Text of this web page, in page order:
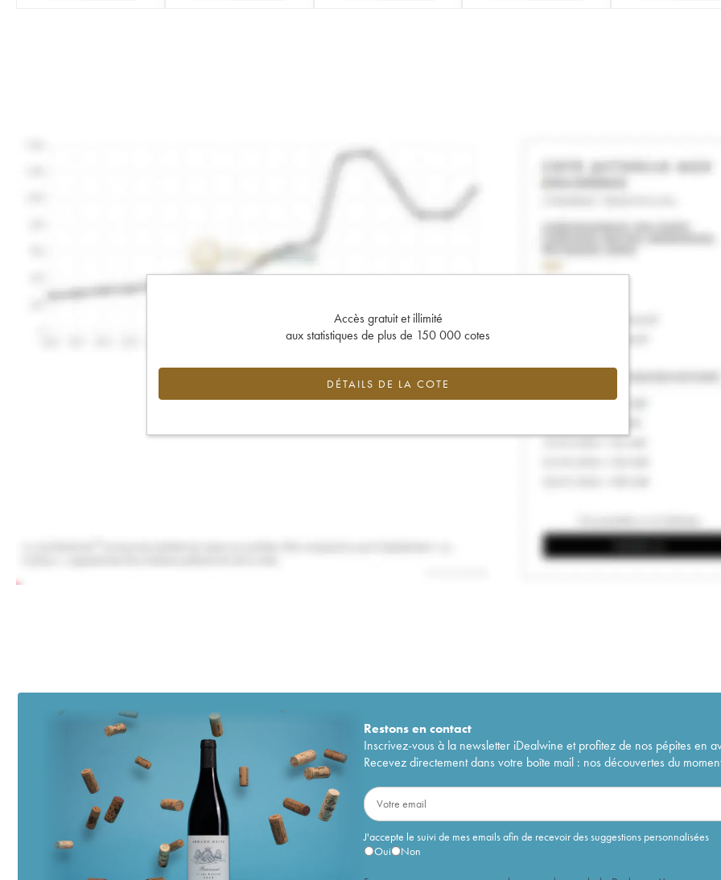
Accès gratuit et illimité
aux statistiques de plus de 150 000 cotes
DÉTAILS DE LA COTE
Restons encontact
Inscrivez-vous à la newsletter iDealwine et profitez de nos pépites en
Recevez directement dans votre boîte mail : nos découvertes du
J'accepte le suivi de mes emails afin de recevoir des suggestions personnalisées
Oui
Non